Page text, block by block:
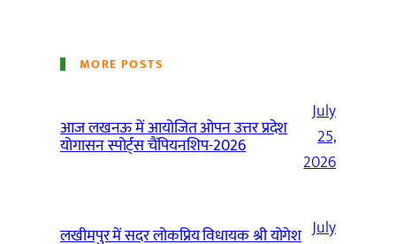
MORE POSTS
आज लखनऊ में आयोजित ओपन उत्तर प्रदेश
योगासन स्पोर्ट्स चैंपियनशिप-2026
July
25,
2026
लखीमपुर में सदर लोकप्रिय विधायक श्री योगेश July